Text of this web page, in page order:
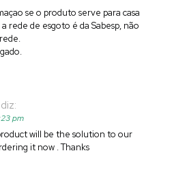
se o produto serve para casa
rede de esgoto é da Sabesp, não
diz:
pm
will be the solution to our
it now . Thanks